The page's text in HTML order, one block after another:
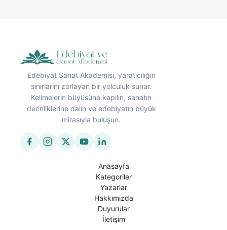
Edebiyat Sanat Akademisi, yaratıcılığın
sınırlarını zorlayan bir yolculuk sunar.
Kelimelerin büyüsüne kapılın, sanatın
derinliklerine dalın ve edebiyatın büyük
mirasıyla buluşun.
Anasayfa
Kategoriler
Yazarlar
Hakkımızda
Duyurular
İletişim